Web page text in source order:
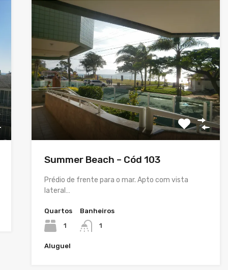
Summer Beach – Cód 103
Prédio de frente para o mar. Apto com vista
lateral…
Quartos
1
Banheiros
1
Aluguel